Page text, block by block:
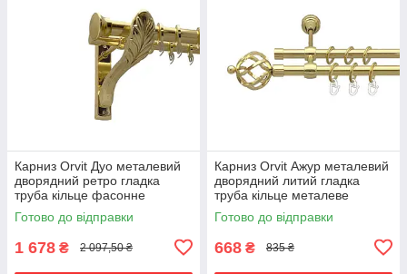
Карниз Orvit Дуо металевий
дворядний ретро гладка
труба кільце фасонне
металеве Золото 25\19 мм
160 см (00-00009642)
Готово до відправки
1 678 ₴ 2 097,50 ₴
Карниз Orvit Ажур металевий
дворядний литий гладка
труба кільце металеве
Золото 16\16 мм 160 см (00-
00014319)
Готово до відправки
668 ₴ 835 ₴